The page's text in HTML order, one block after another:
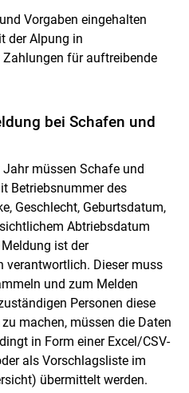
Vorgaben eingehalten
der Alpung in
für auftreibende
bei Schafen und
müssen Schafe und
Betriebsnummer des
Geschlecht, Geburtsdatum,
Abtriebsdatum
ist der
Dieser muss
und zum Melden
Personen diese
machen, müssen die Daten
in Form einer Excel/CSV-
als Vorschlagsliste im
übermittelt werden.